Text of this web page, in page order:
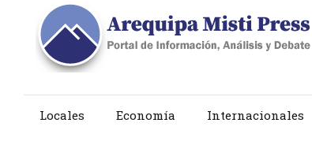
Locales Economía Internacionales